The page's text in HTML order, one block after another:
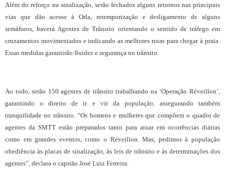
Além do reforço na sinalização, serão fechados alguns retornos nas principais
vias que dão acesso à Orla, retemporização e desligamento de alguns
semáforos, haverá Agentes de Trânsito orientando o sentido de tráfego em
cruzamentos movimentados e indicando as melhores rotas para chegar à praia.
Essas medidas garantirão fluidez e segurança no trânsito.
Ao todo, serão 150 agentes de trânsito trabalhando na ‘Operação Réveillon’,
garantindo o direito de ir e vir da população, assegurando também
tranquilidade no trânsito. “Os homens e mulheres que compõem o quadro de
agentes da SMTT estão preparados tanto para atuar em ocorrências diárias
como em grandes eventos, como o Réveillon. Mas, pedimos à população
obediência às placas de sinalização, às leis de trânsito e às determinações dos
agentes”, declara o capitão José Luiz Ferreira.